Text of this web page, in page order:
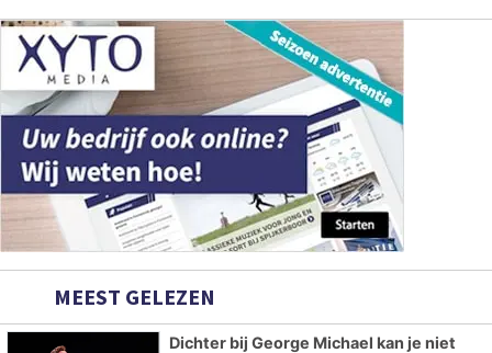
MEEST GELEZEN
Dichter bij George Michael kan je niet